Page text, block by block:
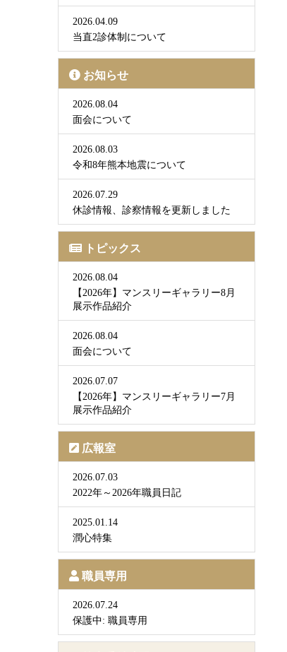
2026.04.09
当直2診体制について
お知らせ
2026.08.04
面会について
2026.08.03
令和8年熊本地震について
2026.07.29
休診情報、診察情報を更新しました
トピックス
2026.08.04
【2026年】マンスリーギャラリー8月
展示作品紹介
2026.08.04
面会について
2026.07.07
【2026年】マンスリーギャラリー7月
展示作品紹介
広報室
2026.07.03
2022年～2026年職員日記
2025.01.14
潤心特集
職員専用
2026.07.24
保護中: 職員専用